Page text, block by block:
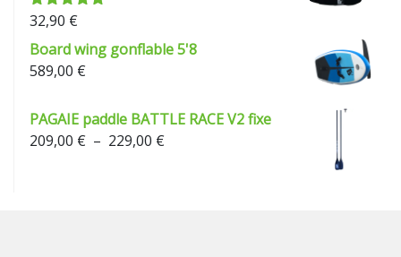
Note 5.00
32,90 €
Board wing gonflable 5'8
589,00 €
PAGAIE paddle BATTLE RACE V2 fixe
209,00 € – 229,00 €